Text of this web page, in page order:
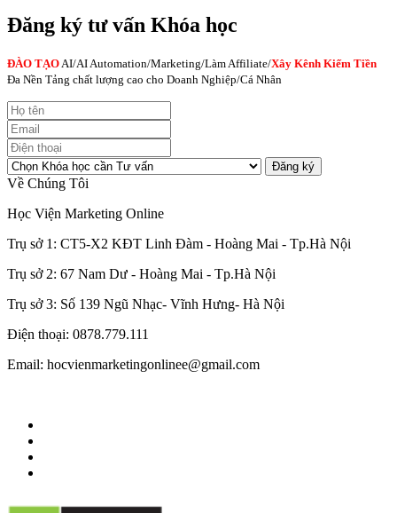
Đăng ký tư vấn Khóa học
ĐÀO TẠOAI/AI Automation/Marketing/Làm Affiliate/Xây Kênh Kiếm Tiền
Đa Nền Tảng chất lượng cao cho Doanh Nghiệp/Cá Nhân
Đăng ký
Về Chúng Tôi
Học Viện Marketing Online
Trụ sở 1: CT5-X2 KĐT Linh Đàm - Hoàng Mai - Tp.Hà Nội
Trụ sở 2: 67 Nam Dư - Hoàng Mai - Tp.Hà Nội
Trụ sở 3: Số 139 Ngũ Nhạc- Vĩnh Hưng- Hà Nội
Điện thoại: 0878.779.111
Email: hocvienmarketingonlinee@gmail.com